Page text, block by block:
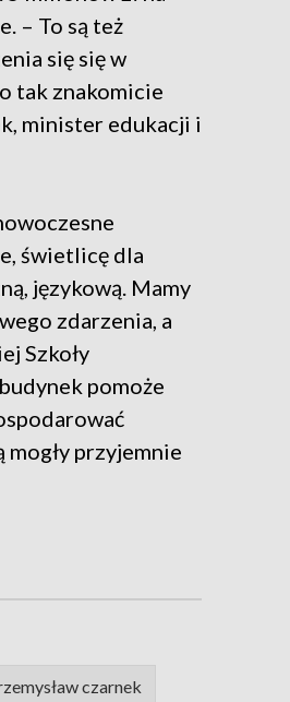
– To są też
się się w
tak znakomicie
minister edukacji i
świetlicę dla
językową. Mamy
zdarzenia, a
Szkoły
pomoże
przyjemnie
czarnek